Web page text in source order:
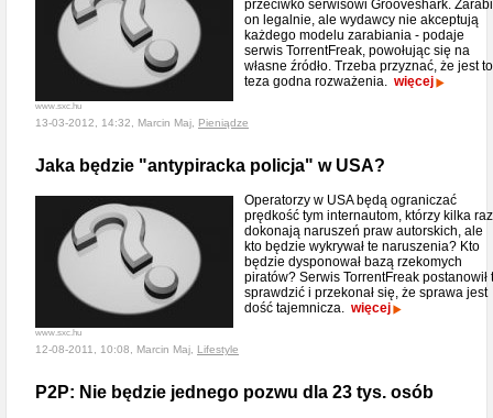
www.sxc.hu
przeciwko serwisowi Grooveshark.
on legalnie, ale wydawcy nie akceptują
każdego modelu zarabiania - podaje
serwis TorrentFreak, powołując się na
własne źródło. Trzeba przyznać, że jest to
teza godna rozważenia. więcej
13-03-2012, 14:32, Marcin Maj, Pieniądze
Jaka będzie "antypiracka policja" w USA?
www.sxc.hu
Operatorzy w USA będą ograniczać
prędkość tym internautom, którzy kilka
dokonają naruszeń praw autorskich, ale
kto będzie wykrywał te naruszenia? Kto
będzie dysponował bazą rzekomych
piratów? Serwis TorrentFreak postanowił
sprawdzić i przekonał się, że sprawa jest
dość tajemnicza. więcej
12-08-2011, 10:08, Marcin Maj, Lifestyle
P2P: Nie będzie jednego pozwu dla 23 tys. osób